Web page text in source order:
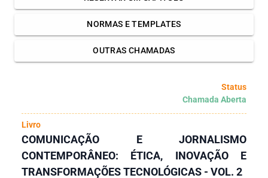
NORMAS E TEMPLATES
OUTRAS CHAMADAS
Status
Chamada Aberta
Livro
COMUNICAÇÃO E JORNALISMO
CONTEMPORÂNEO: ÉTICA, INOVAÇÃO E
TRANSFORMAÇÕES TECNOLÓGICAS - VOL. 2